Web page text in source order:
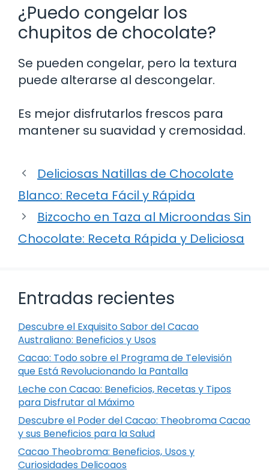
¿Puedo congelar los
chupitos de chocolate?
Se pueden congelar, pero la textura
puede alterarse al descongelar.
Es mejor disfrutarlos frescos para
mantener su suavidad y cremosidad.
Deliciosas Natillas de Chocolate
Blanco: Receta Fácil y Rápida
Bizcocho en Taza al Microondas Sin
Chocolate: Receta Rápida y Deliciosa
Entradas recientes
Descubre el Exquisito Sabor del Cacao
Australiano: Beneficios y Usos
Cacao: Todo sobre el Programa de Televisión
que Está Revolucionando la Pantalla
Leche con Cacao: Beneficios, Recetas y Tipos
para Disfrutar al Máximo
Descubre el Poder del Cacao: Theobroma Cacao
y sus Beneficios para la Salud
Cacao Theobroma: Beneficios, Usos y
Curiosidades Delicoaos